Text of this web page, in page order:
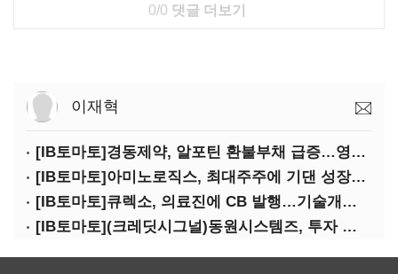
0/0 댓글 더보기
이재혁
[IB토마토]경동제약, 알포틴 환불부채 급증…영업이익 30% 잠식
[IB토마토]아미노로직스, 최대주주에 기댄 성장…높은 의존도 '양날의 검'
[IB토마토]큐렉소, 의료진에 CB 발행…기술개발 명분 뒤 보상 논란
[IB토마토](크레딧시그널)동원시스템즈, 투자 속도 조절이 만든 재무 안정화